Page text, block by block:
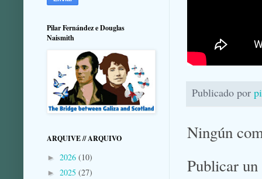
Publicado por
Ningún
Publicar
Pilar Fernández e Douglas
Naismith
ARQUIVE // ARQUIVO
► 2026 (10)
► 2025 (27)